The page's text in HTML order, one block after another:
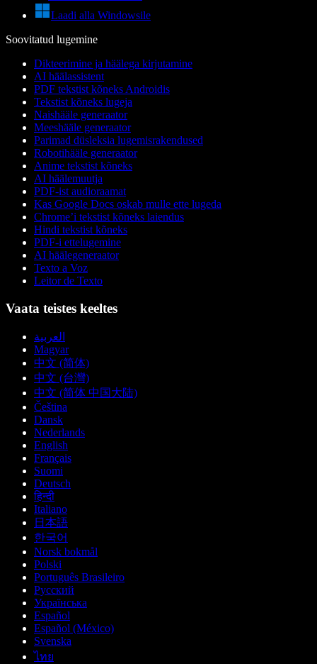
Laadi alla Windowsile
Soovitatud lugemine
Dikteerimine ja häälega kirjutamine
AI häälassistent
PDF tekstist kõneks Androidis
Tekstist kõneks lugeja
Naishääle generaator
Meeshääle generaator
Parimad düsleksia lugemisrakendused
Robotihääle generaator
Anime tekstist kõneks
AI häälemuutja
PDF-ist audioraamat
Kas Google Docs oskab mulle ette lugeda
Chrome’i tekstist kõneks laiendus
Hindi tekstist kõneks
PDF-i ettelugemine
AI häälegeneraator
Texto a Voz
Leitor de Texto
Vaata teistes keeltes
العربية
Magyar
中文 (简体)
中文 (台灣)
中文 (简体 中国大陆)
Čeština
Dansk
Nederlands
English
Français
Suomi
Deutsch
हिन्दी
Italiano
日本語
한국어
Norsk bokmål
Polski
Português Brasileiro
Русский
Українська
Español
Español (México)
Svenska
ไทย